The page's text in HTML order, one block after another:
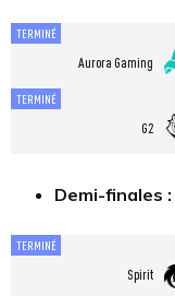
TERMINÉ
Aurora Gaming
TERMINÉ
G2
Demi-finales :
TERMINÉ
Spirit